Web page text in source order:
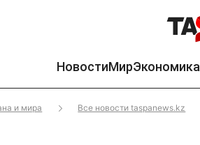
НовостиМирЭкономика
и мира Все новости taspanews.kz